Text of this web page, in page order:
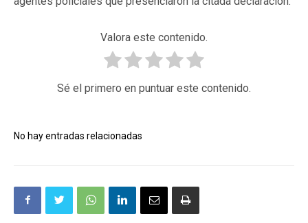
Valora este contenido.
Sé el primero en puntuar este contenido.
No hay entradas relacionadas